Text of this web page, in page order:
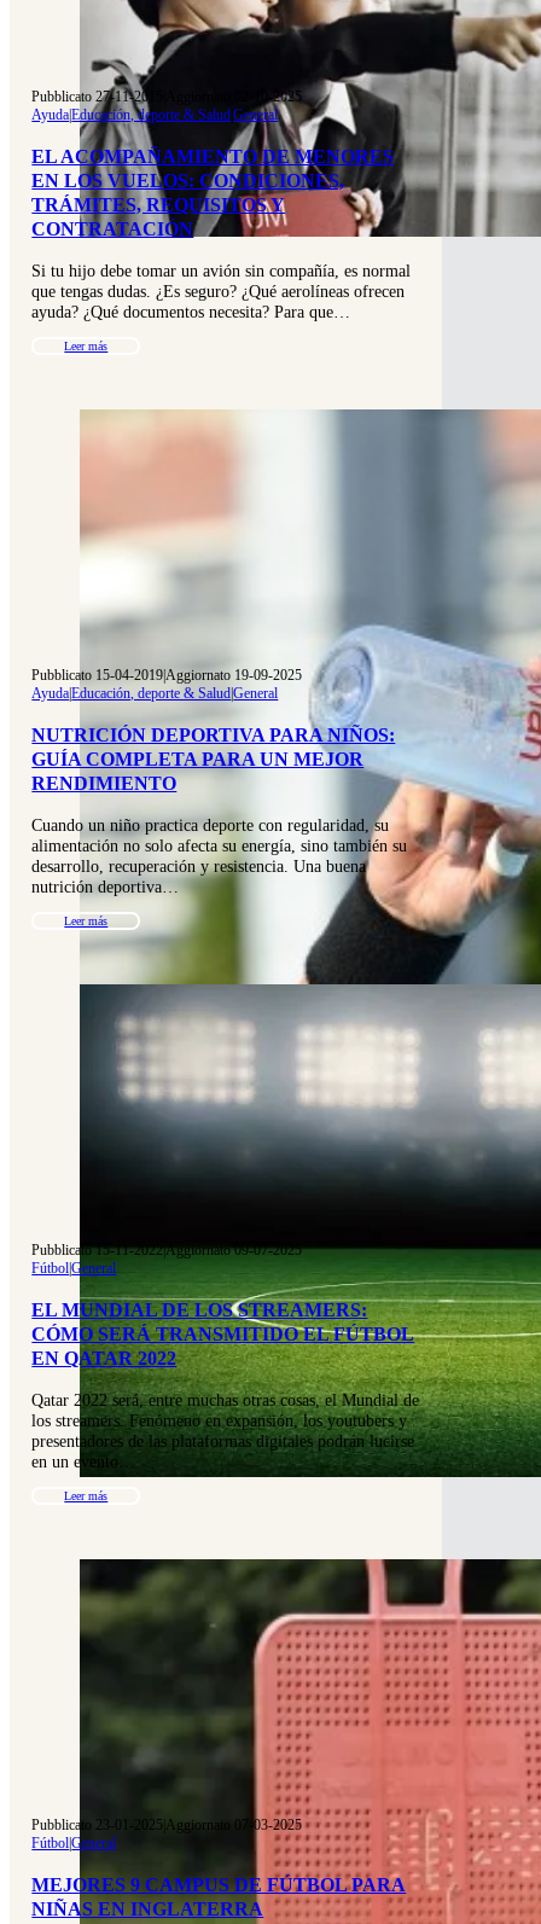
Pubblicato 27-11-2015
Aggiornato 02-10-2025
Ayuda|Educación, deporte & Salud|General
EL ACOMPAÑAMIENTO DE MENORES
EN LOS VUELOS: CONDICIONES,
TRÁMITES, REQUISITOS Y
CONTRATACIÓN
Si tu hijo debe tomar un avión sin compañía, es normal
que tengas dudas. ¿Es seguro? ¿Qué aerolíneas ofrecen
ayuda? ¿Qué documentos necesita? Para que…
Leer más
Pubblicato 15-04-2019|Aggiornato 19-09-2025
Ayuda|Educación, deporte & Salud|General
NUTRICIÓN DEPORTIVA PARA NIÑOS:
GUÍA COMPLETA PARA UN MEJOR
RENDIMIENTO
Cuando un niño practica deporte con regularidad, su
alimentación no solo afecta su energía, sino también su
desarrollo, recuperación y resistencia. Una buena
nutrición deportiva…
Leer más
Pubblicato 15-11-2022|Aggiornato 09-07-2025
Fútbol|General
EL MUNDIAL DE LOS STREAMERS:
CÓMO SERÁ TRANSMITIDO EL FÚTBOL
EN QATAR 2022
Qatar 2022 será, entre muchas otras cosas, el Mundial de
los streamers. Fenómeno en expansión, los youtubers y
presentadores de las plataformas digitales podrán lucirse
en un evento…
Leer más
Pubblicato 23-01-2025 Aggiornato 07-03-2025
Fútbol|General
MEJORES 9 CAMPUS DE FÚTBOL PARA
NIÑAS EN INGLATERRA